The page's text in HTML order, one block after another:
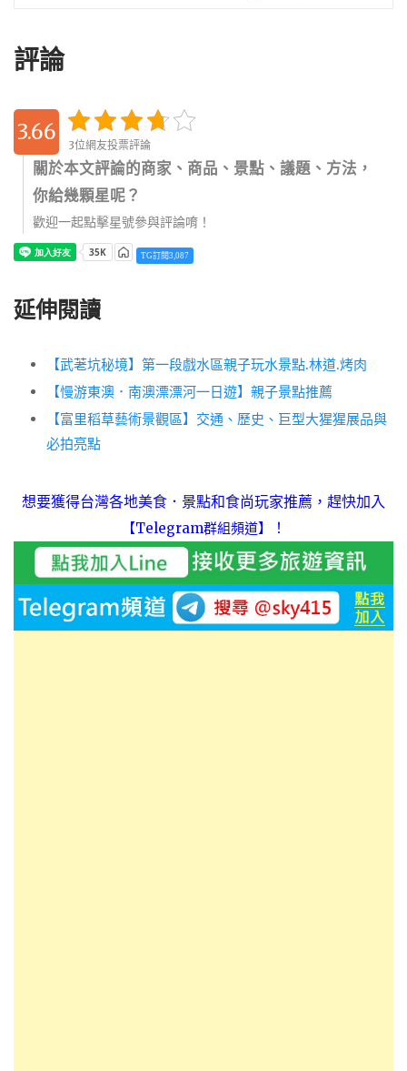
評論
3.66
666
666
666
67
3位網友投票評論
關於本文評論的商家、商品、景點、議題、方法，
你給幾顆星呢？
歡迎一起點擊星號參與評論唷！
TG訂閱3,087
延伸閱讀
【武荖坑秘境】第一段戲水區親子玩水景點.林道.烤肉
【慢游東澳．南澳漂漂河一日遊】親子景點推薦
【富里稻草藝術景觀區】交通、歷史、巨型大猩猩展品與
必拍亮點
想要獲得台灣各地美食．景點和食尚玩家推薦，趕快加入
【Telegram群組頻道】 ！